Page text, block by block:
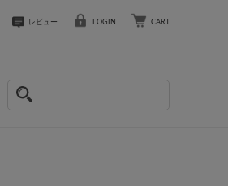
レビュー LOGIN CART